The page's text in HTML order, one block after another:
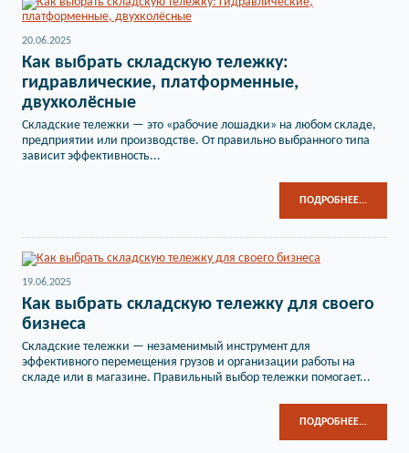
20.06.2025
Как выбрать складскую тележку:
гидравлические, платформенные,
двухколёсные
Складские тележки — это «рабочие лошадки» на любом складе,
предприятии или производстве. От правильно выбранного типа
зависит эффективность...
ПОДРОБНЕЕ...
19.06.2025
Как выбрать складскую тележку для своего
бизнеса
Складские тележки — незаменимый инструмент для
эффективного перемещения грузов и организации работы на
складе или в магазине. Правильный выбор тележки помогает...
ПОДРОБНЕЕ...